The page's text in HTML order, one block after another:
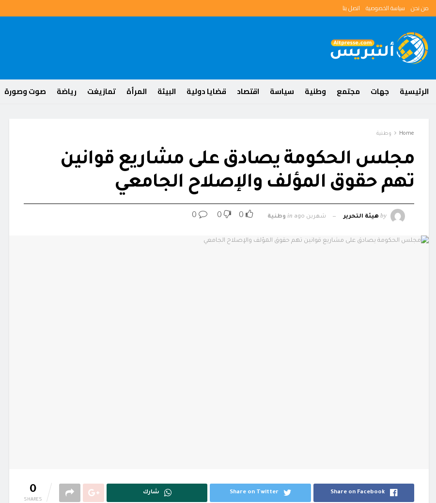
من نحن سياسة الخصوصية اتصل بنا
الرئيسية جهات مجتمع وطنية سياسة اقتصاد قضايا دولية البيئة المرأة تمازيغت رياضة صوت وصورة
Home وطنية
مجلس الحكومة يصادق على مشاريع قوانين
تهم حقوق المؤلف والإصلاح الجامعي
by هيئة التحرير شهرين ago in وطنية 0
0
0
SHARES
Share on Facebook
Share on Twitter شارك